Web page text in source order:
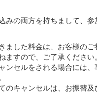
みの両方を持ちまして、
ました料金は、お客様の
ますので、ご了承ください。
ンセルをされる場合には
のキャンセルは、お振替